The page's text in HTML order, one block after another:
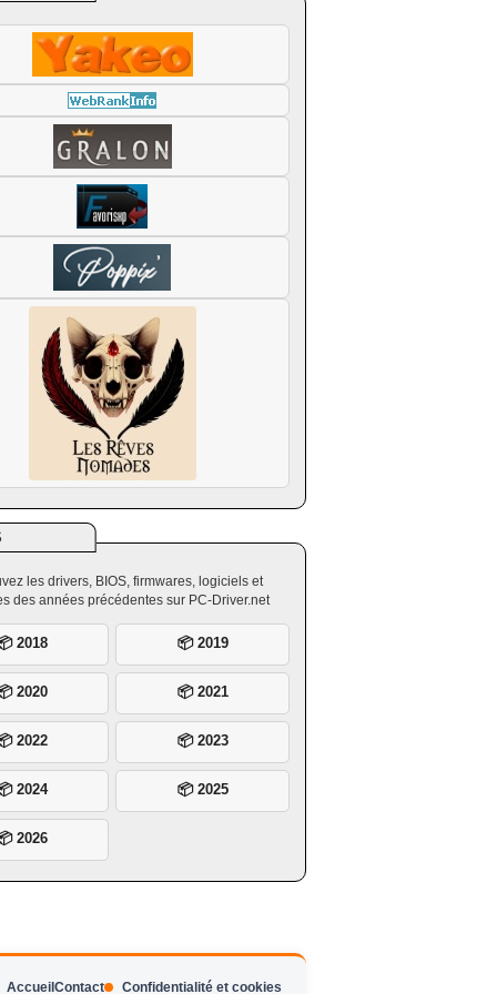
les drivers, BIOS, firmwares, logiciels et
des années précédentes sur PC-Driver.net
2018 📦 2019
2020 📦 2021
2022 📦 2023
2024 📦 2025
2026
Accueil Contact Confidentialité et cookies